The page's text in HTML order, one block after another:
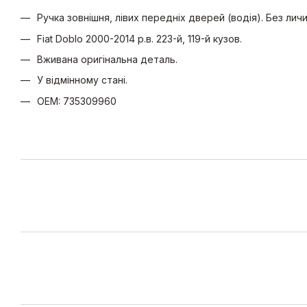
Ручка зовнішня, лівих передніх дверей (водія). Без
Fiat Doblo 2000-2014 р.в. 223-й, 119-й кузов.
Вживана оригінальна деталь.
У відмінному стані.
OEM: 735309960